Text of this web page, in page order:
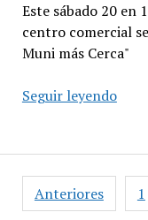
Este sábado 20 en
centro comercial
Muni más Cerca"
Seguir leyendoSe
Paginación
de
Anteriores 1